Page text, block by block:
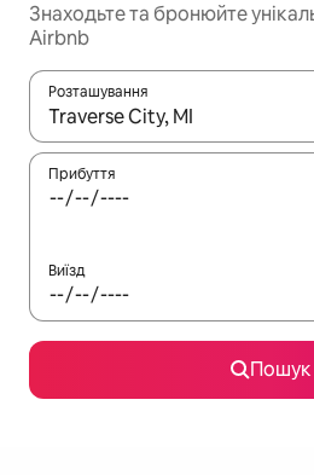
Знаходьте та бронюйте
Airbnb
Розташування
Отримавши результати пошуку,
Прибуття
Виїзд
Пошук